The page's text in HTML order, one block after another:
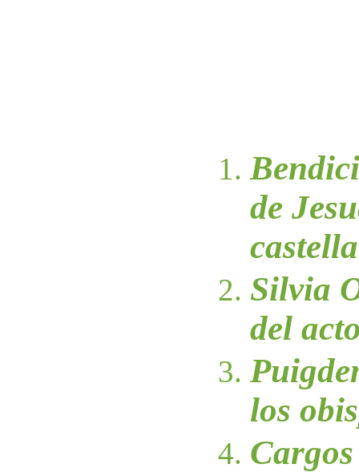
de
Silvia
del
los